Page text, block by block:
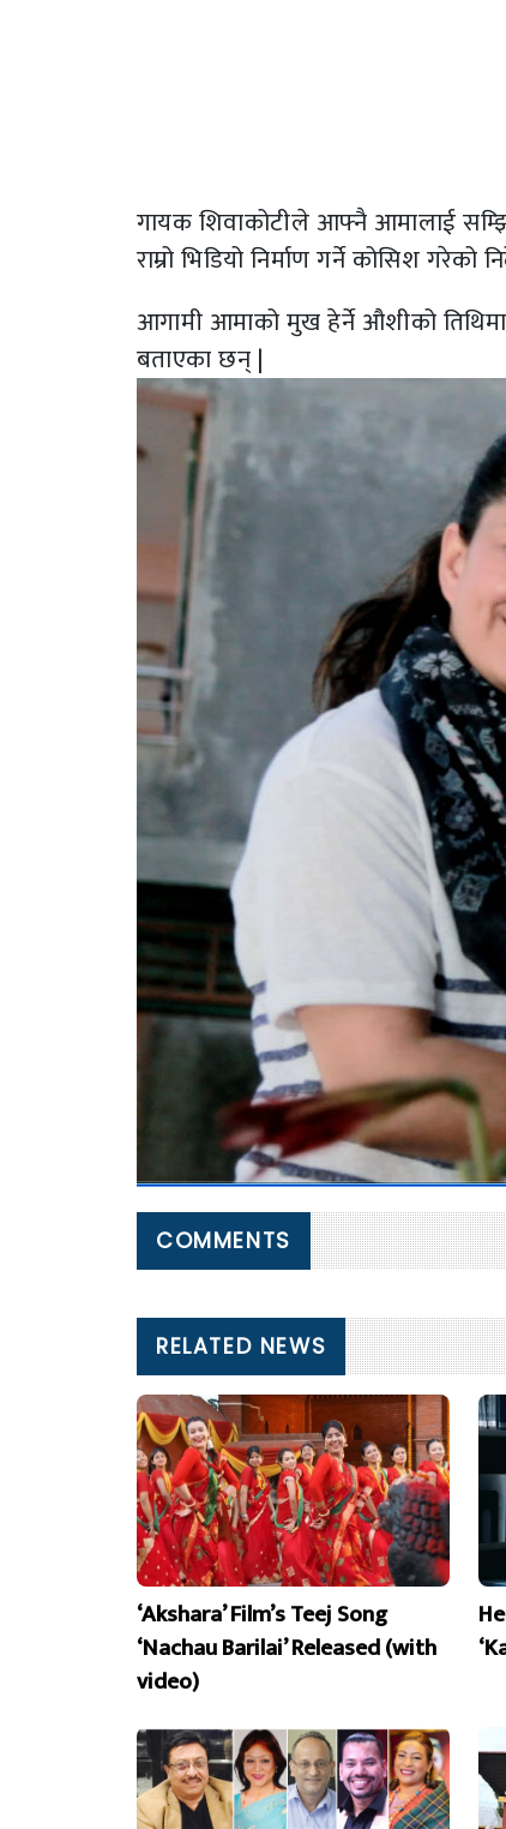
गायक शिवाकोटीले आफ्नै आमालाई
राम्रो भिडियो निर्माण गर्ने कोसिश
आगामी आमाको मुख हेर्ने औशीको
बताएका छन् |
COMMENTS
RELATED NEWS
‘Akshara’ Film’s Teej Song
‘Nachau Barilai’ Released (with
video)